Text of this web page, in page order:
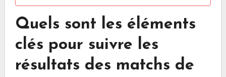
Quels sont les éléments
clés pour suivre les
résultats des matchs de